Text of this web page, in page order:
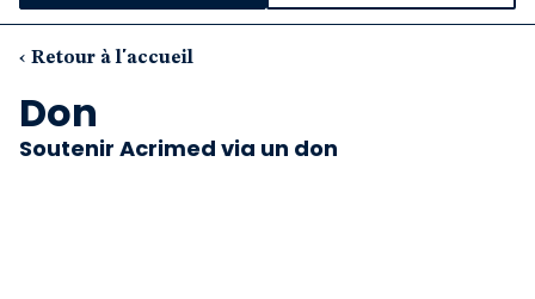
Nos propositions
‹ Retour à l'accueil
Don
Soutenir Acrimed via un don